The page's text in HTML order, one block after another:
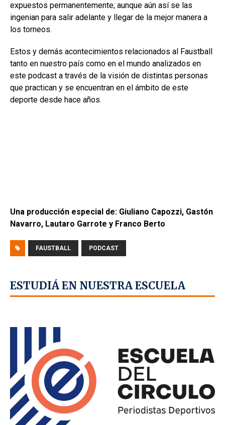
expuestos permanentemente; aunque aún así se las
ingenian para salir adelante y llegar de la mejor manera a
los torneos.
Estos y demás acontecimientos relacionados al Faustball
tanto en nuestro país como en el mundo analizados en
este podcast a través de la visión de distintas personas
que practican y se encuentran en el ámbito de este
deporte desde hace años.
Una producción especial de: Giuliano Capozzi, Gastón
Navarro, Lautaro Garrote y Franco Berto
FAUSTBALL PODCAST
ESTUDIÁ EN NUESTRA ESCUELA